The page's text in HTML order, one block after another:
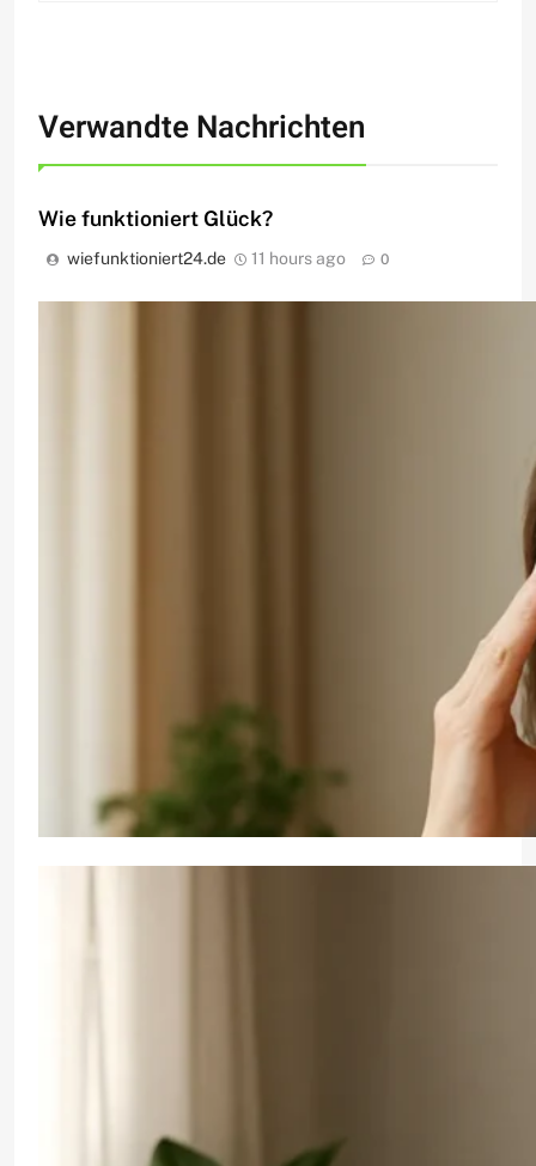
Verwandte Nachrichten
Wie funktioniert Glück?
wiefunktioniert24.de 11 hours ago 0